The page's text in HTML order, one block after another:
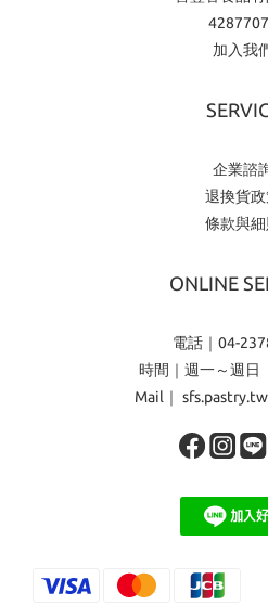
加入我
企業諮
退換貨
條款與細
ONLINE
電話｜04-
時間｜週一～週日
Mail｜